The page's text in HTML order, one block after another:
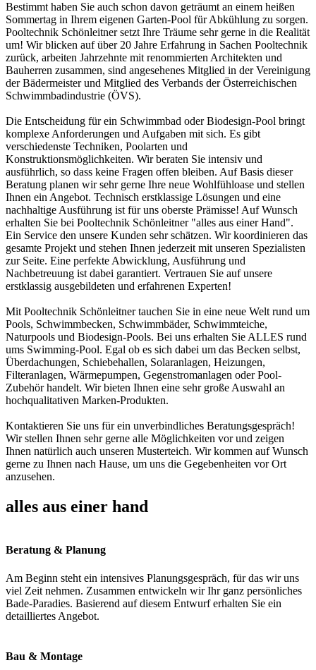
Bestimmt haben Sie auch schon davon geträumt an einem heißen
Sommertag in Ihrem eigenen Garten-Pool für Abkühlung zu sorgen.
Pooltechnik Schönleitner setzt Ihre Träume sehr gerne in die Realität
um! Wir blicken auf über 20 Jahre Erfahrung in Sachen Pooltechnik
zurück, arbeiten Jahrzehnte mit renommierten Architekten und
Bauherren zusammen, sind angesehenes Mitglied in der Vereinigung
der Bädermeister und Mitglied des Verbands der Österreichischen
Schwimmbadindustrie (ÖVS).
Die Entscheidung für ein Schwimmbad oder Biodesign-Pool bringt
komplexe Anforderungen und Aufgaben mit sich. Es gibt
verschiedenste Techniken, Poolarten und
Konstruktionsmöglichkeiten. Wir beraten Sie intensiv und
ausführlich, so dass keine Fragen offen bleiben. Auf Basis dieser
Beratung planen wir sehr gerne Ihre neue Wohlfühloase und stellen
Ihnen ein Angebot. Technisch erstklassige Lösungen und eine
nachhaltige Ausführung ist für uns oberste Prämisse! Auf Wunsch
erhalten Sie bei Pooltechnik Schönleitner "alles aus einer Hand".
Ein Service den unsere Kunden sehr schätzen. Wir koordinieren das
gesamte Projekt und stehen Ihnen jederzeit mit unseren Spezialisten
zur Seite. Eine perfekte Abwicklung, Ausführung und
Nachbetreuung ist dabei garantiert. Vertrauen Sie auf unsere
erstklassig ausgebildeten und erfahrenen Experten!
Mit Pooltechnik Schönleitner tauchen Sie in eine neue Welt rund um
Pools, Schwimmbecken, Schwimmbäder, Schwimmteiche,
Naturpools und Biodesign-Pools. Bei uns erhalten Sie ALLES rund
ums Swimming-Pool. Egal ob es sich dabei um das Becken selbst,
Überdachungen, Schiebehallen, Solaranlagen, Heizungen,
Filteranlagen, Wärmepumpen, Gegenstromanlagen oder Pool-
Zubehör handelt. Wir bieten Ihnen eine sehr große Auswahl an
hochqualitativen Marken-Produkten.
Kontaktieren Sie uns für ein unverbindliches Beratungsgespräch!
Wir stellen Ihnen sehr gerne alle Möglichkeiten vor und zeigen
Ihnen natürlich auch unseren Musterteich. Wir kommen auf Wunsch
gerne zu Ihnen nach Hause, um uns die Gegebenheiten vor Ort
anzusehen.
alles aus einer hand
Beratung & Planung
Am Beginn steht ein intensives Planungsgespräch, für das wir uns
viel Zeit nehmen. Zusammen entwickeln wir Ihr ganz persönliches
Bade-Paradies. Basierend auf diesem Entwurf erhalten Sie ein
detailliertes Angebot.
Bau & Montage